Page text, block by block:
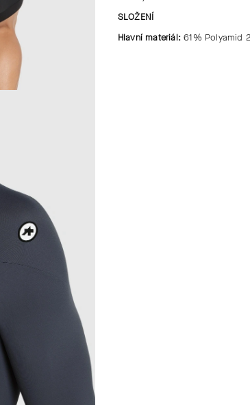
SLOŽENÍ
Hlavní materiál: 61% Polyamid